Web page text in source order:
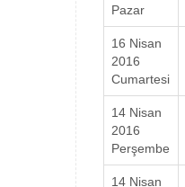
Pazar
16 Nisan
2016
Cumartesi
14 Nisan
2016
Perşembe
14 Nisan